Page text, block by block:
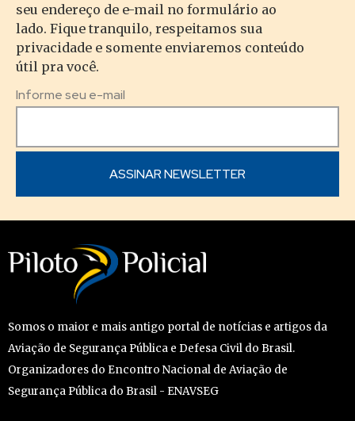
seu endereço de e-mail no formulário ao
lado. Fique tranquilo, respeitamos sua
privacidade e somente enviaremos conteúdo
útil pra você.
Informe seu e-mail
Somos o maior e mais antigo portal de notícias e artigos da
Aviação de Segurança Pública e Defesa Civil do Brasil.
Organizadores do Encontro Nacional de Aviação de
Segurança Pública do Brasil - ENAVSEG